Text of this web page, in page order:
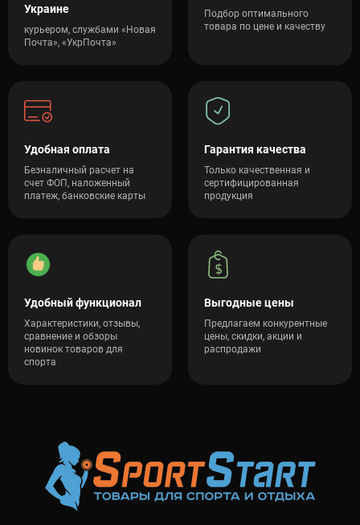
Украине
курьером, службами «Новая
Почта», «УкрПочта»
Подбор оптимального
товара по цене и качеству
Удобная оплата
Безналичный расчет на
счет ФОП, наложенный
платеж, банковские карты
Гарантия качества
Только качественная и
сертифицированная
продукция
Удобный функционал
Характеристики, отзывы,
сравнение и обзоры
новинок товаров для
спорта
Выгодные цены
Предлагаем конкурентные
цены, скидки, акции и
распродажи